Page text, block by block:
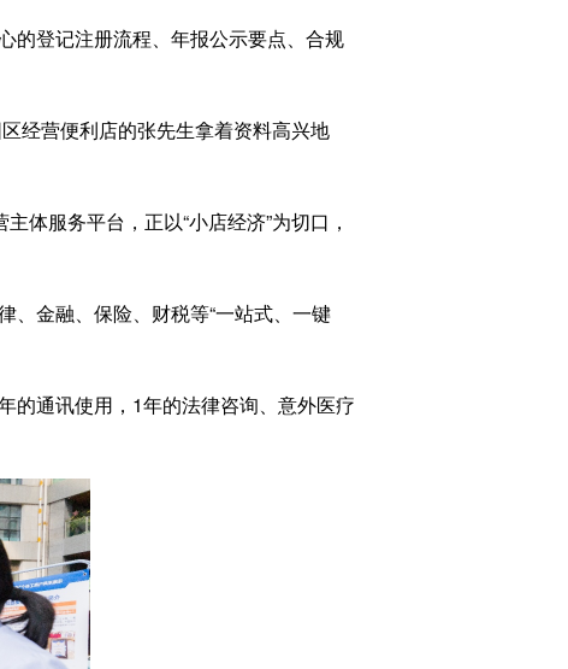
登记注册流程、年报公示要点、合规
经营便利店的张先生拿着资料高兴地
体服务平台，正以“小店经济”为切口，
金融、保险、财税等“一站式、一键
通讯使用，1年的法律咨询、意外医疗